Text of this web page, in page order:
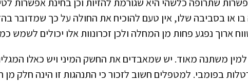
שתרופה כלשהי היא שגורמת להזיות וכן בחינת אפשרות
או בסביבה שלו, אין טעם להוכיח את החולה על כך שמדובר
ארוך נפגע פחות מן המחלה ולכן זכרונוות אלו יכולים לשמש
משתנה מאוד. יש שמאבדים את החשק המיני ויש כאלו
בפומבי. למטפלים חשוב לזכור כי התנהגות זו הינה חלק מן